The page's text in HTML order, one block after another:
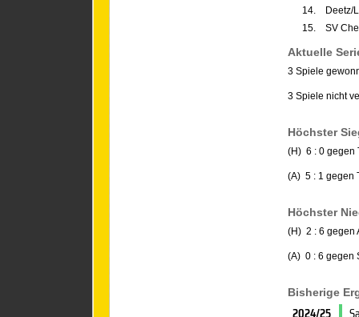
14.
Deetz/
15.
SV
Aktuelle
3 Spiele
3 Spiele nicht
Höchster
(H) 6 : 0 gegen
(A) 5 : 1 gegen
Höchster
(H) 2 : 6 gegen
(A) 0 : 6 gegen
Bisherige